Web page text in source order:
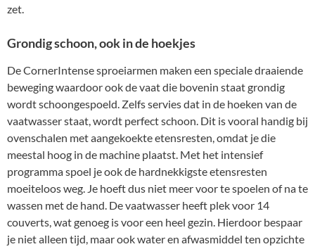
zet.
Grondig schoon, ook in de hoekjes
De CornerIntense sproeiarmen maken een speciale draaiende
beweging waardoor ook de vaat die bovenin staat grondig
wordt schoongespoeld. Zelfs servies dat in de hoeken van de
vaatwasser staat, wordt perfect schoon. Dit is vooral handig bij
ovenschalen met aangekoekte etensresten, omdat je die
meestal hoog in de machine plaatst. Met het intensief
programma spoel je ook de hardnekkigste etensresten
moeiteloos weg. Je hoeft dus niet meer voor te spoelen of na te
wassen met de hand. De vaatwasser heeft plek voor 14
couverts, wat genoeg is voor een heel gezin. Hierdoor bespaar
je niet alleen tijd, maar ook water en afwasmiddel ten opzichte